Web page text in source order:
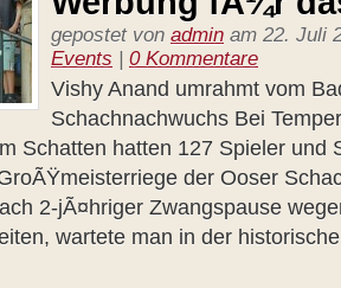
gepostet von admin am 22. Juli
Events
0 Kommentare
Vishy Anand umrahmt vom
Schachnachwuchs Bei
Schatten hatten 127 Spieler und
der Ooser
2-jÃ¤hriger Zwangspause
wartete man in der